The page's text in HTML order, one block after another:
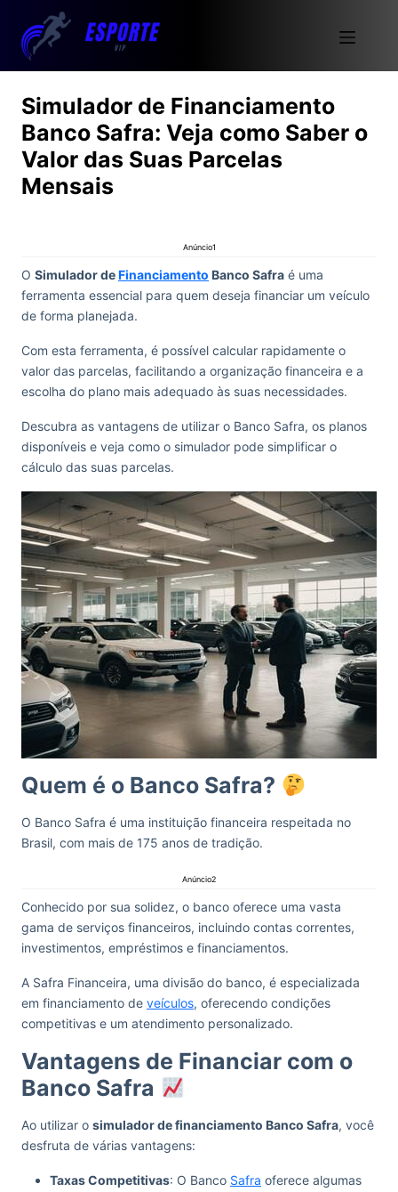
Simulador de Financiamento
Banco Safra: Veja como Saber o
Valor das Suas Parcelas
Mensais
Anúncio1
O Simulador deFinanciamento Banco Safra é uma
ferramenta essencial para quem deseja financiar um veículo
de forma planejada.
Com esta ferramenta, é possível calcular rapidamente o
valor das parcelas, facilitando a organização financeira e a
escolha do plano mais adequado às suas necessidades.
Descubra as vantagens de utilizar o Banco Safra, os planos
disponíveis e veja como o simulador pode simplificar o
cálculo das suas parcelas.
Quem é o Banco Safra?
O Banco Safra é uma instituição financeira respeitada no
Brasil, com mais de 175 anos de tradição.
Anúncio2
Conhecido por sua solidez, o banco oferece uma vasta
gama de serviços financeiros, incluindo contas correntes,
investimentos, empréstimos e financiamentos.
A Safra Financeira, uma divisão do banco, é especializada
em financiamento de veículos, oferecendo condições
competitivas e um atendimento personalizado.
Vantagens de Financiar com o
Banco Safra
Ao utilizar o simulador de financiamento Banco Safra, você
desfruta de várias vantagens:
Taxas Competitivas: O Banco Safra oferece algumas